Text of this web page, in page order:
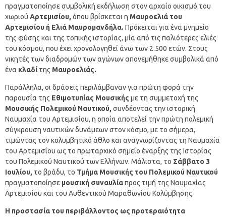
πραγματοποίησε συμβολική εκδήλωση στον αρχαίο οικισμό του
χωριού Αρτεμισίου, όπου βρίσκεται η Μαυροελιά του
Αρτεμισίου ή Ελιά Μαυρομανδήλα. Πρόκειται για ένα μνημείο
της φύσης και της τοπικής ιστορίας, μία από τις παλιότερες ελιές
του κόσμου, που έχει χρονολογηθεί άνω των 2.500 ετών. Στους
νικητές των διαδρομών των αγώνων απονεμήθηκε συμβολικά από
ένα κλαδί της Μαυροελιάς.
Παράλληλα, οι δράσεις περιλάμβαναν για πρώτη φορά την
παρουσία της Εθιμοτυπίας Μουσικής με τη συμμετοχή της
Μουσικής Πολεμικού Ναυτικού, συνδέοντας την ιστορική
Ναυμαχία του Αρτεμισίου, η οποία αποτελεί την πρώτη πολεμική
σύγκρουση ναυτικών δυνάμεων στον κόσμο, με το σήμερα,
τιμώντας τον κολυμβητικό άθλο και αναγνωρίζοντας τη Ναυμαχία
του Αρτεμισίου ως το πρωταρχικό σημείο έναρξης της Ιστορίας
του Πολεμικού Ναυτικού των Ελλήνων. Μάλιστα, το Σάββατο 3
Ιουλίου, το βράδυ, το Τμήμα Μουσικής του Πολεμικού Ναυτικού
πραγματοποίησε μουσική συναυλίαπρος τιμή της Ναυμαχίας
Αρτεμισίου και του Αυθεντικού Μαραθωνίου Κολύμβησης.
Η προστασία του περιβάλλοντος ως προτεραιότητα